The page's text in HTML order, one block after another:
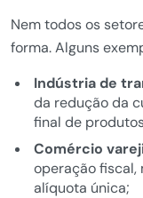
Nem todos os
forma. Alguns
Indústria de
da redução da
final de
Comércio
operação fiscal,
alíquota única;